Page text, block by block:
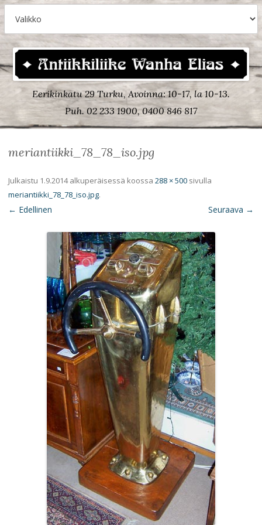
Eerikinkatu 29 Turku, Avoinna: 10-17, la 10-13.
Puh. 02 233 1900, 0400 846 817
meriantiikki_78_78_iso.jpg
Julkaistu 1.9.2014alkuperäisessä koossa 288 × 500 sivulla
meriantiikki_78_78_iso.jpg.
← Edellinen Seuraava →